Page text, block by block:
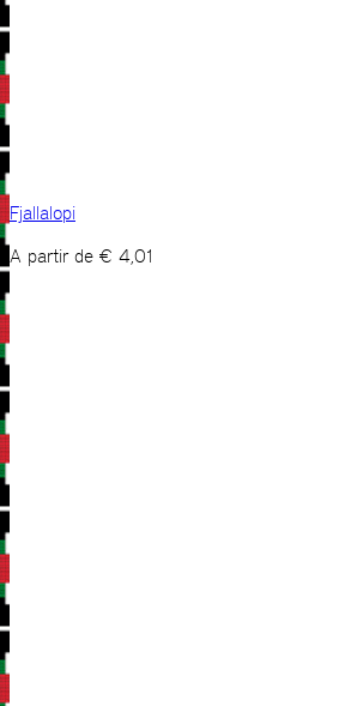
Fjallalopi
A partir de € 4,01